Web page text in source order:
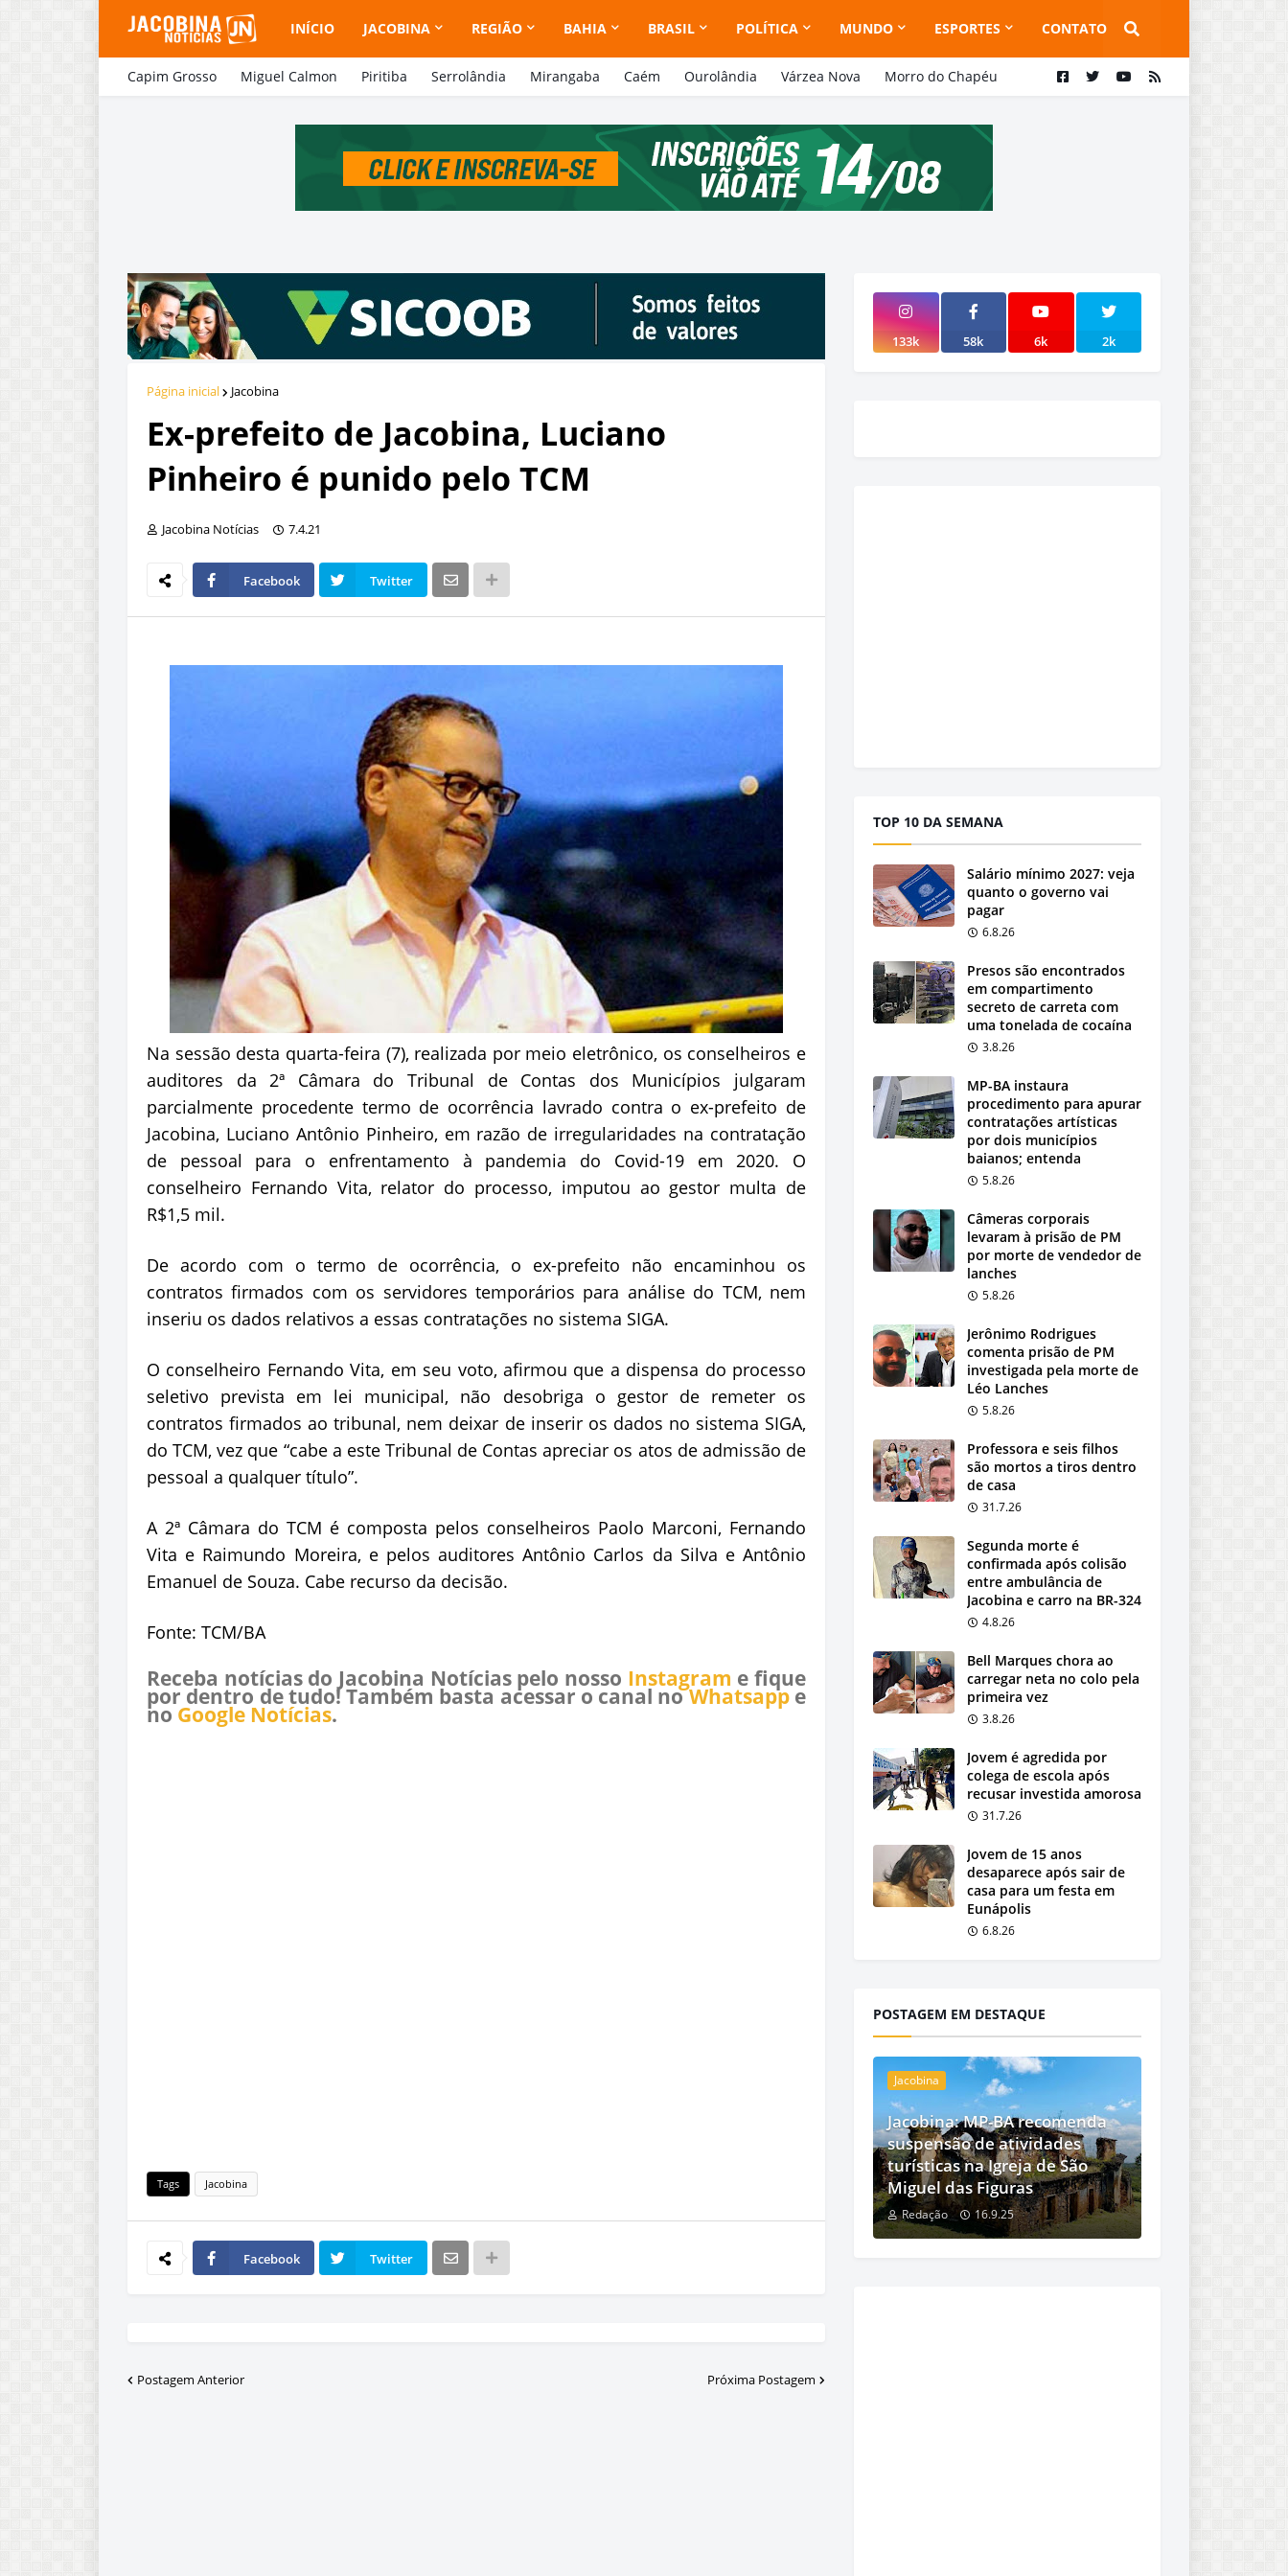
INÍCIO JACOBINA REGIÃO BAHIA BRASIL POLÍTICA MUNDO ESPORTES CONTATO
Capim Grosso Miguel Calmon Piritiba Serrolândia Mirangaba Caém Ourolândia Várzea Nova Morro do Chapéu
Página inicial Jacobina
Ex-prefeito de Jacobina, Luciano
Pinheiro é punido pelo TCM
Jacobina Notícias 7.4.21
Facebook Twitter
Na sessão desta quarta-feira (7), realizada por meio eletrônico, os conselheiros e
auditores da 2ª Câmara do Tribunal de Contas dos Municípios julgaram
parcialmente procedente termo de ocorrência lavrado contra o ex-prefeito de
Jacobina, Luciano Antônio Pinheiro, em razão de irregularidades na contratação
de pessoal para o enfrentamento à pandemia do Covid-19 em 2020. O
conselheiro Fernando Vita, relator do processo, imputou ao gestor multa de
R$1,5 mil.
De acordo com o termo de ocorrência, o ex-prefeito não encaminhou os
contratos firmados com os servidores temporários para análise do TCM, nem
inseriu os dados relativos a essas contratações no sistema SIGA.
O conselheiro Fernando Vita, em seu voto, afirmou que a dispensa do processo
seletivo prevista em lei municipal, não desobriga o gestor de remeter os
contratos firmados ao tribunal, nem deixar de inserir os dados no sistema SIGA,
do TCM, vez que “cabe a este Tribunal de Contas apreciar os atos de admissão de
pessoal a qualquer título”.
A 2ª Câmara do TCM é composta pelos conselheiros Paolo Marconi, Fernando
Vita e Raimundo Moreira, e pelos auditores Antônio Carlos da Silva e Antônio
Emanuel de Souza. Cabe recurso da decisão.
Fonte: TCM/BA
Receba notícias do Jacobina Notícias pelo nosso Instagram e fique
por dentro de tudo! Também basta acessar o canal noWhatsappe
no Google Notícias.
Tags Jacobina
Facebook Twitter
Postagem Anterior Próxima Postagem
133k 58k 6k 2k
TOP 10 DA SEMANA
Salário mínimo 2027: veja
quanto o governo vai
pagar
6.8.26
Presos são encontrados
em compartimento
secreto de carreta com
uma tonelada de cocaína
3.8.26
MP-BA instaura
procedimento para apurar
contratações artísticas
por dois municípios
baianos; entenda
5.8.26
Câmeras corporais
levaram à prisão de PM
por morte de vendedor de
lanches
5.8.26
Jerônimo Rodrigues
comenta prisão de PM
investigada pela morte de
Léo Lanches
5.8.26
Professora e seis filhos
são mortos a tiros dentro
de casa
31.7.26
Segunda morte é
confirmada após colisão
entre ambulância de
Jacobina e carro na BR-324
4.8.26
Bell Marques chora ao
carregar neta no colo pela
primeira vez
3.8.26
Jovem é agredida por
colega de escola após
recusar investida amorosa
31.7.26
Jovem de 15 anos
desaparece após sair de
casa para um festa em
Eunápolis
6.8.26
POSTAGEM EM DESTAQUE
Jacobina
Jacobina: MP-BA recomenda
suspensão de atividades
turísticas na Igreja de São
Miguel das Figuras
Redação 16.9.25